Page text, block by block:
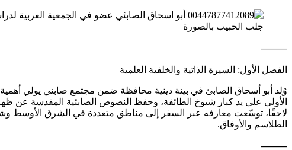
جلب الحبيب بالصورة
⸻
الفصل الأول: السيرة الذاتية والخلفية العلمية
وُلِد أبو أسحاق الصابئ في بيئة دينية محافظة ضمن مجتمع صابئي يولي
الأولى على يد كبار شيوخ الطائفة، وحفظ النصوص الصابئية المقدسة عن
لاحقًا، توسّعت معارفه عبر السفر إلى مناطق متعددة في الشرق الأوسط
الطلاسم والأوفاق.
⸻